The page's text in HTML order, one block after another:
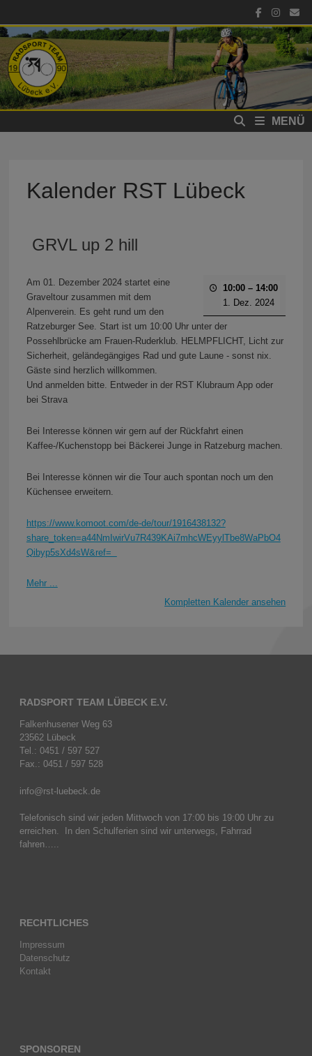
springen
MENÜ
Kalender RST Lübeck
GRVL up 2 hill
10:00 – 14:00
1. Dez. 2024
Am 01. Dezember 2024 startet eine
Graveltour zusammen mit dem
Alpenverein. Es geht rund um den
Ratzeburger See. Start ist um 10:00 Uhr unter der
Possehlbrücke am Frauen-Ruderklub. HELMPFLICHT, Licht zur
Sicherheit, geländegängiges Rad und gute Laune - sonst nix.
Gäste sind herzlich willkommen.
Und anmelden bitte. Entweder in der RST Klubraum App oder
bei Strava
Bei Interesse können wir gern auf der Rückfahrt einen
Kaffee-/Kuchenstopp bei Bäckerei Junge in Ratzeburg machen.
Bei Interesse können wir die Tour auch spontan noch um den
Küchensee erweitern.
https://www.komoot.com/de-de/tour/1916438132?
share_token=a44NmIwirVu7R439KAi7mhcWEyylTbe8WaPbO4
Qibyp5sXd4sW&ref=
Mehr ...
Kompletten Kalender ansehen
RADSPORT TEAM LÜBECK E.V.
Falkenhusener Weg 63
23562 Lübeck
Tel.: 0451 / 597 527
Fax.: 0451 / 597 528
info@rst-luebeck.de
Telefonisch sind wir jeden Mittwoch von 17:00 bis 19:00 Uhr zu
erreichen. In den Schulferien sind wir unterwegs, Fahrrad
fahren…..
RECHTLICHES
Impressum
Datenschutz
Kontakt
SPONSOREN